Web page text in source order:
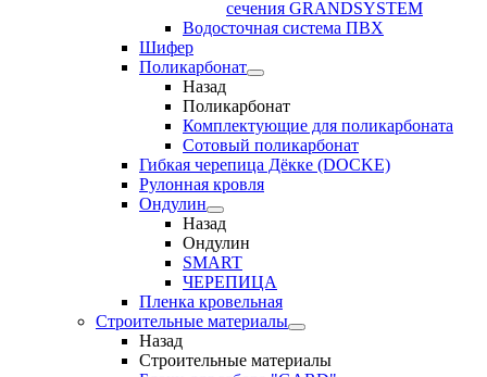
сечения GRANDSYSTEM
Водосточная система ПВХ
Шифер
Поликарбонат
Назад
Поликарбонат
Комплектующие для поликарбоната
Сотовый поликарбонат
Гибкая черепица Дёкке (DOCKE)
Рулонная кровля
Ондулин
Назад
Ондулин
SMART
ЧЕРЕПИЦА
Пленка кровельная
Строительные материалы
Назад
Строительные материалы